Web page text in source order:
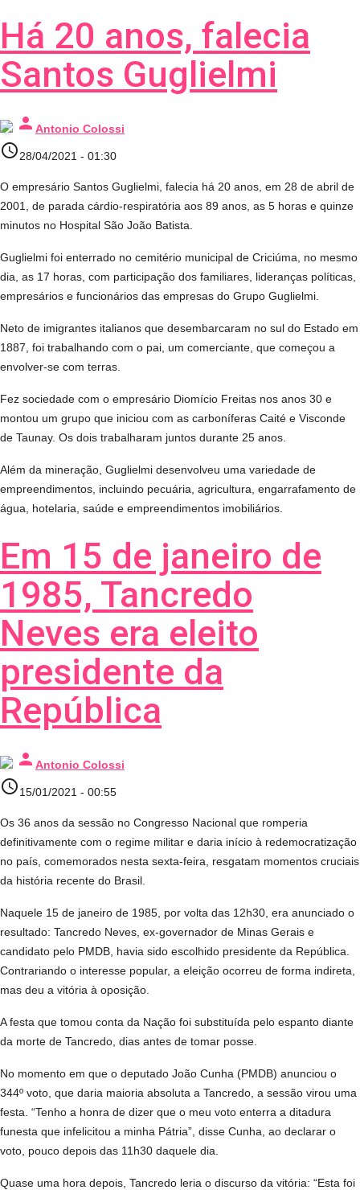
Há 20 anos, falecia
Santos Guglielmi
person Antonio Colossi
access_time28/04/2021 - 01:30
O empresário Santos Guglielmi, falecia há 20 anos, em 28 de abril de
2001, de parada cárdio-respiratória aos 89 anos, as 5 horas e quinze
minutos no Hospital São João Batista.
Guglielmi foi enterrado no cemitério municipal de Criciúma, no mesmo
dia, as 17 horas, com participação dos familiares, lideranças políticas,
empresários e funcionários das empresas do Grupo Guglielmi.
Neto de imigrantes italianos que desembarcaram no sul do Estado em
1887, foi trabalhando com o pai, um comerciante, que começou a
envolver-se com terras.
Fez sociedade com o empresário Diomício Freitas nos anos 30 e
montou um grupo que iniciou com as carboníferas Caité e Visconde
de Taunay. Os dois trabalharam juntos durante 25 anos.
Além da mineração, Guglielmi desenvolveu uma variedade de
empreendimentos, incluindo pecuária, agricultura, engarrafamento de
água, hotelaria, saúde e empreendimentos imobiliários.
Em 15 de janeiro de
1985, Tancredo
Neves era eleito
presidente da
República
person Antonio Colossi
access_time15/01/2021 - 00:55
Os 36 anos da sessão no Congresso Nacional que romperia
definitivamente com o regime militar e daria início à redemocratização
no país, comemorados nesta sexta-feira, resgatam momentos cruciais
da história recente do Brasil.
Naquele 15 de janeiro de 1985, por volta das 12h30, era anunciado o
resultado: Tancredo Neves, ex-governador de Minas Gerais e
candidato pelo PMDB, havia sido escolhido presidente da República.
Contrariando o interesse popular, a eleição ocorreu de forma indireta,
mas deu a vitória à oposição.
A festa que tomou conta da Nação foi substituída pelo espanto diante
da morte de Tancredo, dias antes de tomar posse.
No momento em que o deputado João Cunha (PMDB) anunciou o
344º voto, que daria maioria absoluta a Tancredo, a sessão virou uma
festa. “Tenho a honra de dizer que o meu voto enterra a ditadura
funesta que infelicitou a minha Pátria”, disse Cunha, ao declarar o
voto, pouco depois das 11h30 daquele dia.
Quase uma hora depois, Tancredo leria o discurso da vitória: “Esta foi